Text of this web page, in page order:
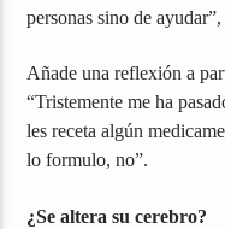
personas sino de
Añade una reflexión a
“Tristemente me ha
les receta algún
lo formulo, no”.
¿Se altera su cerebro?